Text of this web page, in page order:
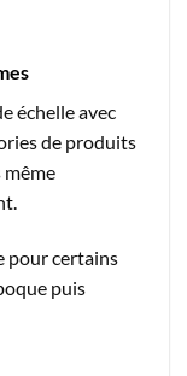
échelle avec
de produits
pour certains
puis